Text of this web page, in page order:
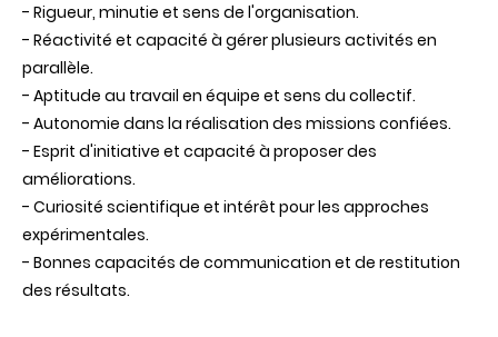
- Rigueur, minutie et sens de l'organisation.
- Réactivité et capacité à gérer plusieurs activités en
parallèle.
- Aptitude au travail en équipe et sens du collectif.
- Autonomie dans la réalisation des missions confiées.
- Esprit d'initiative et capacité à proposer des
améliorations.
- Curiosité scientifique et intérêt pour les approches
expérimentales.
- Bonnes capacités de communication et de restitution
des résultats.